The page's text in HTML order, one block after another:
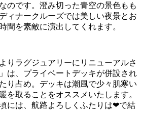
のです。澄み切った青空の景色もも
ィナークルーズでは美しい夜景とお
間を素敵に演出してくれます。
りラグジュアリーにリニューアルさ
は、プライベートデッキが併設され
り占め。デッキは潮風で少々肌寒い
を取ることをオススメいたします。
には、航路よろしくふたりは❤で結